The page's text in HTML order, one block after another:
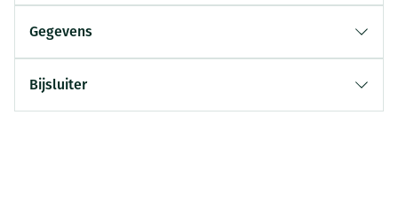
Gegevens
Bijsluiter